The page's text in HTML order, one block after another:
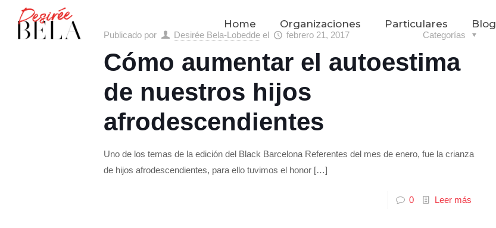
Home Organizaciones Particulares Blog
Publicado por Desirée Bela-Lobedde el febrero 21, 2017 Categorías
Cómo aumentar el autoestima
de nuestros hijos
afrodescendientes
Uno de los temas de la edición del Black Barcelona Referentes del mes de enero, fue la crianza
de hijos afrodescendientes, para ello tuvimos el honor […]
0 Leer más